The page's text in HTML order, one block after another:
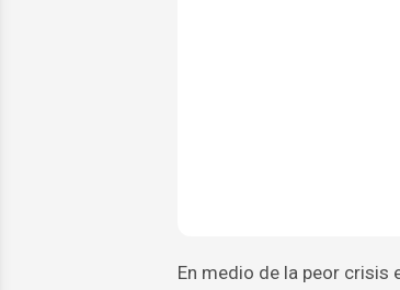
En medio de la peor crisis